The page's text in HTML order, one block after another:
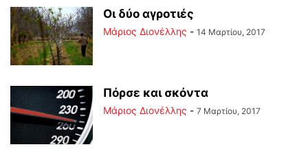
Οι δύο αγροτιές
Μάριος Διονέλλης - 14 Μαρτίου, 2017
Πόρσε και σκόντα
Μάριος Διονέλλης - 7 Μαρτίου, 2017